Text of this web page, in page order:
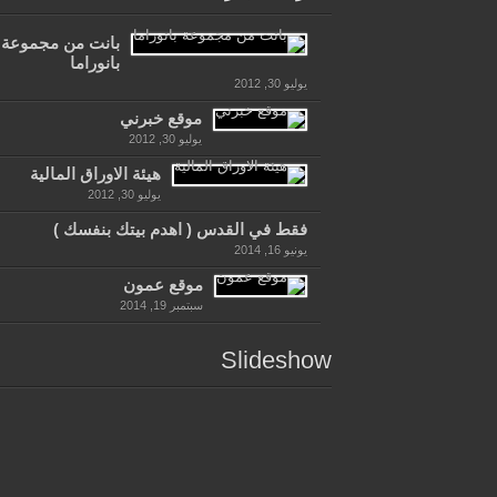
بانت من مجموعة
بانوراما
يوليو 30, 2012
موقع خبرني
يوليو 30, 2012
هيئة الاوراق المالية
يوليو 30, 2012
فقط في القدس ( اهدم بيتك بنفسك )
يونيو 16, 2014
موقع عمون
سبتمبر 19, 2014
Slideshow